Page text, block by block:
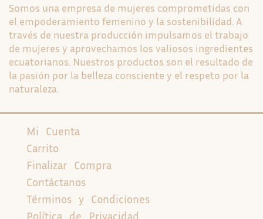
Somos una empresa de mujeres comprometidas con
el empoderamiento femenino y la sostenibilidad. A
través de nuestra producción impulsamos el trabajo
de mujeres y aprovechamos los valiosos ingredientes
ecuatorianos. Nuestros productos son el resultado de
la pasión por la belleza consciente y el respeto por la
naturaleza.
Mi Cuenta
Carrito
Finalizar Compra
Contáctanos
Términos y Condiciones
Política de Privacidad